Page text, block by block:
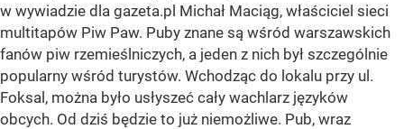
w wywiadzie dla gazeta.pl Michał Maciąg, właściciel sieci
multitapów Piw Paw. Puby znane są wśród warszawskich
fanów piw rzemieślniczych, a jeden z nich był szczególnie
popularny wśród turystów. Wchodząc do lokalu przy ul.
Foksal, można było usłyszeć cały wachlarz języków
obcych. Od dziś będzie to już niemożliwe. Pub, wraz